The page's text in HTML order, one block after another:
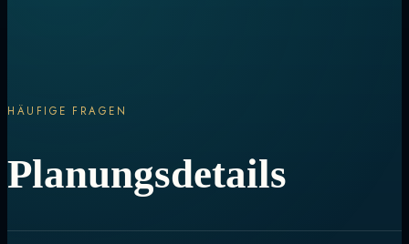
HÄUFIGE FRAGEN
Planungsdetails